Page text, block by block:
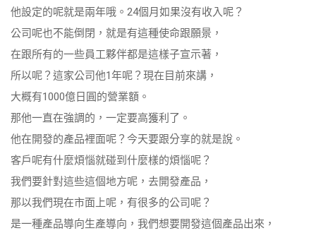
他設定的呢就是兩年哦。24個月如果沒有收入呢？
公司呢也不能倒閉，就是有這種使命跟願景，
在跟所有的一些員工夥伴都是這樣子宣示著，
所以呢？這家公司他1年呢？現在目前來講，
大概有1000億日圓的營業額。
那他一直在強調的，一定要高獲利了。
他在開發的產品裡面呢？今天要跟分享的就是說。
客戶呢有什麼煩惱就碰到什麼樣的煩惱呢？
我們要針對這些這個地方呢，去開發產品，
那以我們現在市面上呢，有很多的公司呢？
是一種產品導向生產導向，我們想要開發這個產品出來，